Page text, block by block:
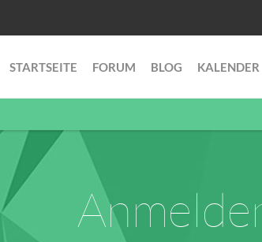
STARTSEITE FORUM BLOG KALENDER